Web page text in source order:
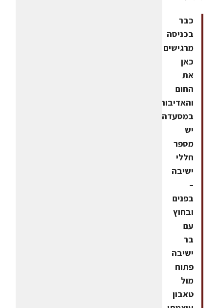
כבר
בכניסה
מרגישים
כאן
את
החום
והאדיבות.
במסעדה
יש
מספר
חללי
ישיבה
–
בפנים
ובחוץ
עם
בר
ישיבה
פתוח
מול
טאבון